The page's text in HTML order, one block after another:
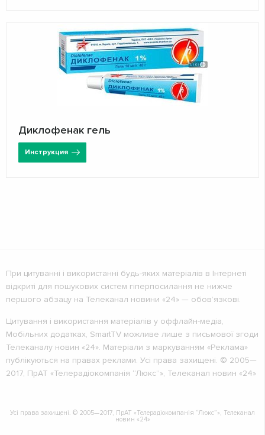
Диклофенак гель
Инструкция
При цитуванні і використанні будь-яких матеріалів в Інтернеті
відкриті для пошукових систем гіперпосилання не нижче
першого абзацу на Телеканал новини «24» — обов’язкові.
Цитування і використання матеріалів у оффлайн-медіа,
Мобільних додатках, SmartTV можливе лише з письмової згоди
Телеканалу новин «24». Матеріали з маркуванням «Реклама»
публікуються на правах реклами. Усі права захищені. © 2005—
2017, ПрАТ «Телерадіокомпанія “Люкс”», Телеканал новин «24»
Усі права захищені. © 2005—2017, ПрАТ «Телерадіокомпанія “Люкс”», Телеканал
новин «24»